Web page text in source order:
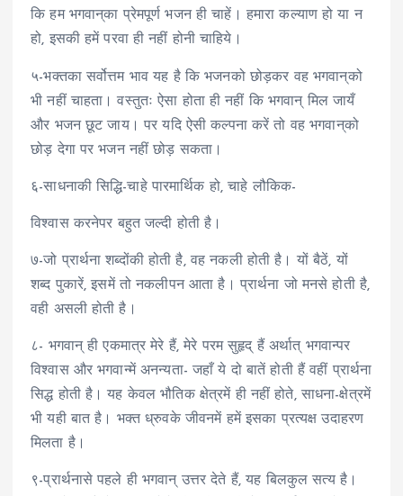
कि हम भगवान्‌का प्रेमपूर्ण भजन ही चाहें। हमारा कल्याण हो या न
हो, इसकी हमें परवा ही नहीं होनी चाहिये।
५-भक्तका सर्वोत्तम भाव यह है कि भजनको छोड़कर वह भगवान्‌को
भी नहीं चाहता। वस्तुतः ऐसा होता ही नहीं कि भगवान् मिल जायँ
और भजन छूट जाय। पर यदि ऐसी कल्पना करें तो वह भगवान्‌को
छोड़ देगा पर भजन नहीं छोड़ सकता।
६-साधनाकी सिद्धि-चाहे पारमार्थिक हो, चाहे लौकिक-
विश्वास करनेपर बहुत जल्दी होती है।
७-जो प्रार्थना शब्दोंकी होती है, वह नकली होती है। यों बैठें, यों
शब्द पुकारें, इसमें तो नकलीपन आता है। प्रार्थना जो मनसे होती है,
वही असली होती है।
८- भगवान् ही एकमात्र मेरे हैं, मेरे परम सुहृद् हैं अर्थात् भगवान्पर
विश्वास और भगवान्में अनन्यता- जहाँ ये दो बातें होती हैं वहीं प्रार्थना
सिद्ध होती है। यह केवल भौतिक क्षेत्रमें ही नहीं होते, साधना-क्षेत्रमें
भी यही बात है। भक्त ध्रुवके जीवनमें हमें इसका प्रत्यक्ष उदाहरण
मिलता है।
९-प्रार्थनासे पहले ही भगवान् उत्तर देते हैं, यह बिलकुल सत्य है।